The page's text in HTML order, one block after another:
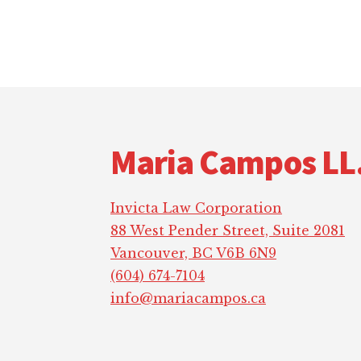
Maria Campos
Invicta Law Corporation
88 West Pender Street, Suite 2081
Vancouver, BC V6B 6N9
(604) 674-7104
info@mariacampos.ca